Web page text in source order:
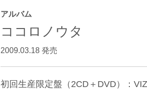
アルバム
ココロノウタ
2009.03.18 発売
初回生産限定盤（2CD＋DVD）：